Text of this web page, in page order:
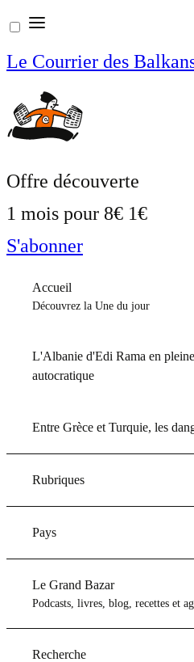
Aller
au
contenu
Le Courrier des
Offre découverte
1 mois pour 8€ 1€
S'abonner
Accueil
Découvrez la Une du jour
L'Albanie d'Edi Rama en
autocratique
Entre Grèce et Turquie, les
Rubriques
Pays
Le Grand Bazar
Podcasts, livres, blog, recettes et
Recherche